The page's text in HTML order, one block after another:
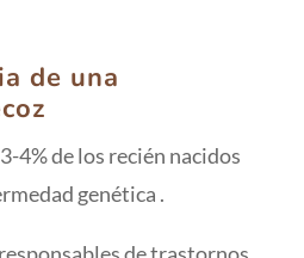
de una
4% de los recién nacidos
genética .